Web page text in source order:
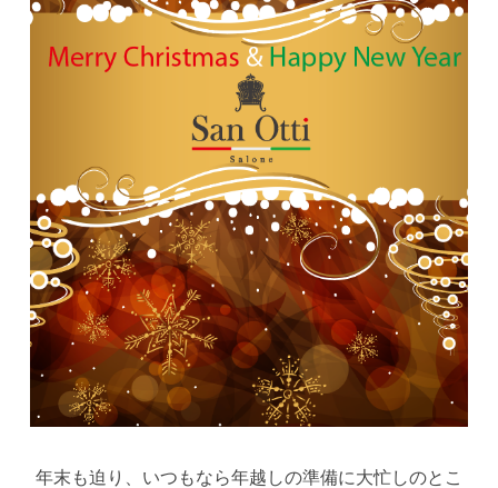
年末も迫り、いつもなら年越しの準備に大忙しのとこ